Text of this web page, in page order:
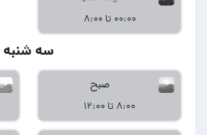
۰۰:۰۰ تا ۸:۰۰
سه شنبه
صبح
۸:۰۰ تا ۱۲:۰۰